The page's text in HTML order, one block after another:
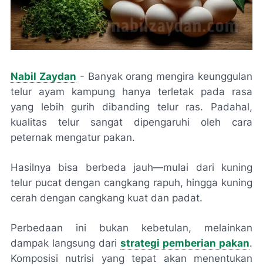
Nabil Zaydan - Banyak orang mengira keunggulan
telur ayam kampung hanya terletak pada rasa
yang lebih gurih dibanding telur ras. Padahal,
kualitas telur sangat dipengaruhi oleh cara
peternak mengatur pakan.
Hasilnya bisa berbeda jauh—mulai dari kuning
telur pucat dengan cangkang rapuh, hingga kuning
cerah dengan cangkang kuat dan padat.
Perbedaan ini bukan kebetulan, melainkan
dampak langsung dari strategi pemberian pakan.
Komposisi nutrisi yang tepat akan menentukan